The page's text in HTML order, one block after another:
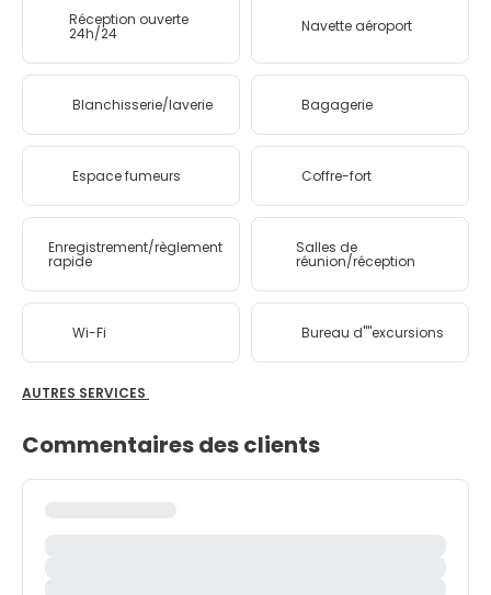
Réception ouverte
24h/24 Navette aéroport
Blanchisserie/laverie Bagagerie
Espace fumeurs Coffre-fort
Enregistrement/règlement
rapide
Salles de
réunion/réception
Wi-Fi Bureau d''''excursions
AUTRES SERVICES
Commentaires des clients